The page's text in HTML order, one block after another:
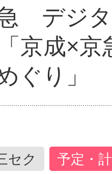
デジ
京成×
ぐり」
セク 予定・